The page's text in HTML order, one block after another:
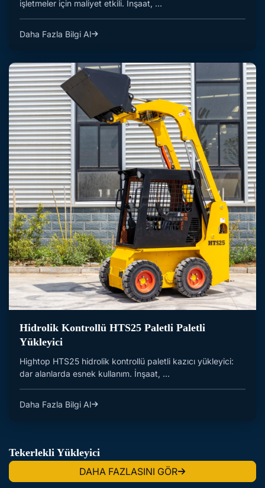
işletmeler için maliyet etkili. İnşaat, ...
Daha Fazla Bilgi Al
Hidrolik Kontrollü HTS25 Paletli Paletli
Yükleyici
Hightop HTS25 hidrolik kontrollü paletli kazıcı yükleyici:
dar alanlarda esnek kullanım. İnşaat, ...
Daha Fazla Bilgi Al
Tekerlekli Yükleyici
DAHA FAZLASINI GÖR